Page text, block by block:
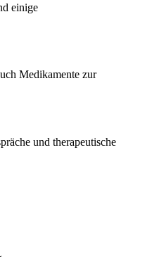
einige
Medikamente zur
und therapeutische